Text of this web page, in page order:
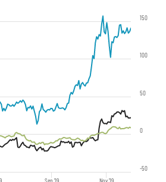
-50
0
50
100
150